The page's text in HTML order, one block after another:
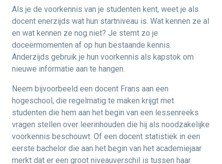
Als je de voorkennis van je studenten kent, weet je als
docent enerzijds wat hun startniveau is. Wat kennen ze al
en wat kennen ze nog niet? Je stemt zo je
doceermomenten af op hun bestaande kennis.
Anderzijds gebruik je hun voorkennis als kapstok om
nieuwe informatie aan te hangen.
Neem bijvoorbeeld een docent Frans aan een
hogeschool, die regelmatig te maken krijgt met
studenten die hem aan het begin van een lessenreeks
vragen stellen over leerinhouden die hij als noodzakelijke
voorkennis beschouwt. Of een docent statistiek in een
eerste bachelor die aan het begin van het academiejaar
merkt dat er een groot niveauverschil is tussen haar